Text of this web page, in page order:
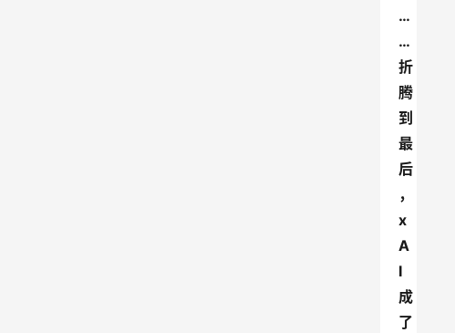
…
…
折
腾
到
最
后
，
x
A
I
成
了